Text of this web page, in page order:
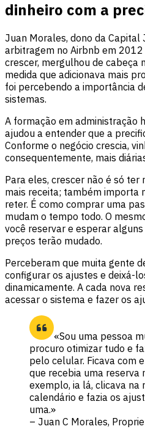
dinheiro com a
Juan Morales, dono da Capital
arbitragem no Airbnb em 2012
crescer, mergulhou de cabeça
medida que adicionava mais
foi percebendo a importância
sistemas.
A formação em administração
ajudou a entender que a
Conforme o negócio crescia,
consequentemente, mais
Para eles, crescer não é só
mais receita; também importa
reter. É como comprar uma
mudam o tempo todo. O
você reservar e esperar
preços terão mudado.
Perceberam que muita gente
configurar os ajustes e deixá-
dinamicamente. A cada nova
acessar o sistema e fazer os
«Sou uma pessoa
procuro otimizar tudo e
pelo celular. Ficava com
que recebia uma reserva
exemplo, ia lá, clicava na
calendário e fazia os
uma.»
– Juan C Morales,